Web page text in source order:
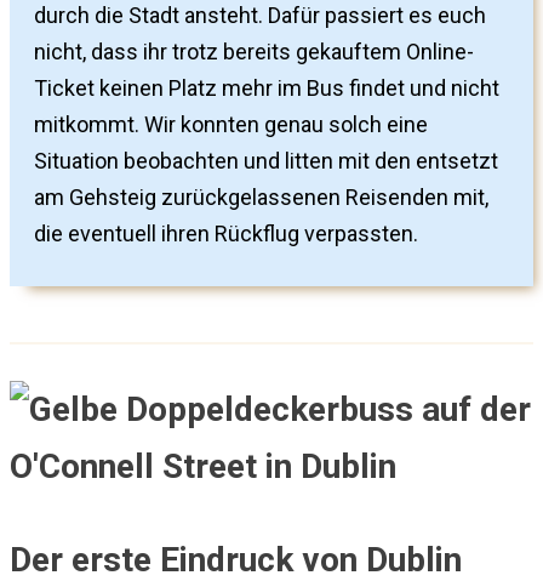
durch die Stadt ansteht. Dafür passiert es euch
nicht, dass ihr trotz bereits gekauftem Online-
Ticket keinen Platz mehr im Bus findet und nicht
mitkommt. Wir konnten genau solch eine
Situation beobachten und litten mit den entsetzt
am Gehsteig zurückgelassenen Reisenden mit,
die eventuell ihren Rückflug verpassten.
Der erste Eindruck von Dublin